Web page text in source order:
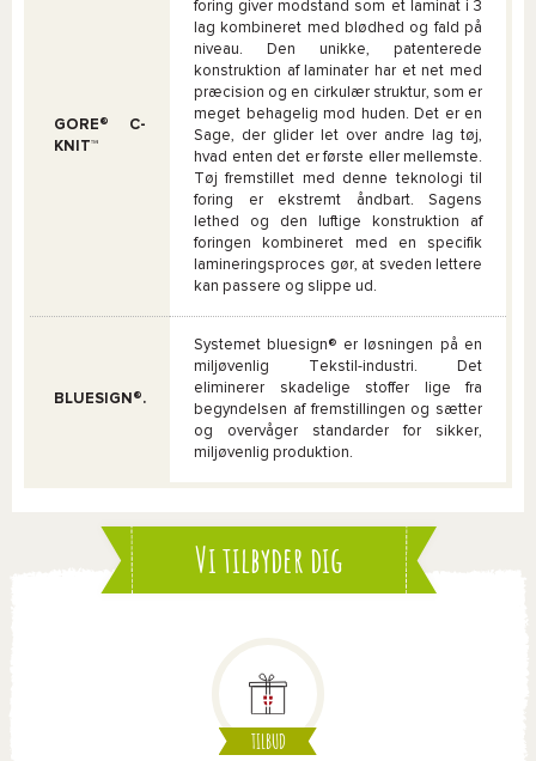
GORE® C-
KNIT™
foring giver modstand som et laminat i 3
lag kombineret med blødhed og fald på
niveau. Den unikke, patenterede
konstruktion af laminater har et net med
præcision og en cirkulær struktur, som er
meget behagelig mod huden. Det er en
Sage, der glider let over andre lag tøj,
hvad enten det er første eller mellemste.
Tøj fremstillet med denne teknologi til
foring er ekstremt åndbart. Sagens
lethed og den luftige konstruktion af
foringen kombineret med en specifik
lamineringsproces gør, at sveden lettere
kan passere og slippe ud.
BLUESIGN®.
Systemet bluesign® er løsningen på en
miljøvenlig Tekstil-industri. Det
eliminerer skadelige stoffer lige fra
begyndelsen af fremstillingen og sætter
og overvåger standarder for sikker,
miljøvenlig produktion.
Vi tilbyder dig
TILBUD